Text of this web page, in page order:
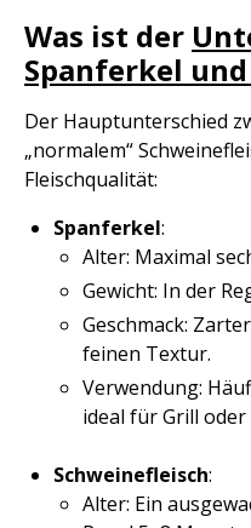
Was ist der
Spanferkel
Der Hauptunterschied
„normalem“
Fleischqualität:
Spanferkel:
Alter: Maximal
Gewicht: In der
Geschmack:
feinen Textur.
Verwendung:
ideal für Grill oder
Schweinefleisch:
Alter: Ein